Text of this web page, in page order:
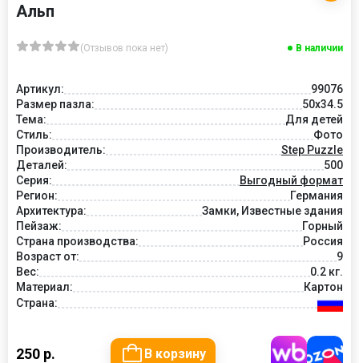
Альп
(Отзывов пока нет) В наличии
Артикул:
99076
Размер пазла:
50x34.5
Тема:
Для детей
Стиль:
Фото
Производитель:
Step Puzzle
Деталей:
500
Серия:
Выгодный формат
Регион:
Германия
Архитектура:
Замки, Известные здания
Пейзаж:
Горный
Страна производства:
Россия
Возраст от:
9
Вес:
0.2 кг.
Материал:
Картон
Страна:
250 р. В корзину